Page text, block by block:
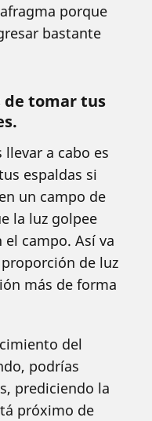
porque
bastante
de tomar tus
llevar a cabo es
espaldas si
un campo de
la luz golpee
campo. Así va
de luz
más de forma
del
podrías
prediciendo la
próximo de